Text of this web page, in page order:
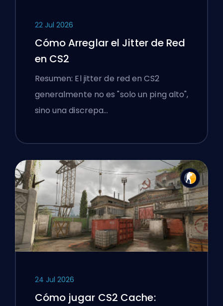
22 Jul 2026
Cómo Arreglar el Jitter de Red
en CS2
Resumen: El jitter de red en CS2
generalmente no es "solo un ping alto",
sino una discrepa…
24 Jul 2026
Cómo jugar CS2 Cache: